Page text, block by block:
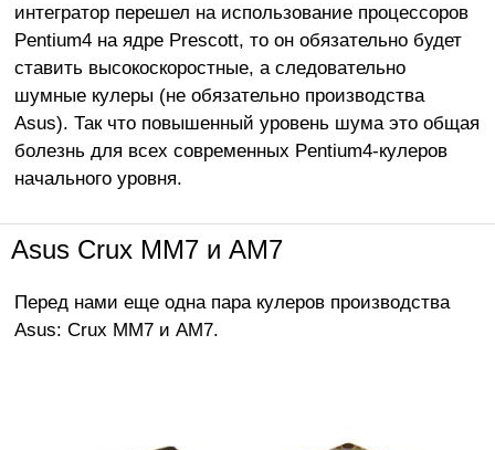
интегратор перешел на использование процессоров
Pentium4 на ядре Prescott, то он обязательно будет
ставить высокоскоростные, а следовательно
шумные кулеры (не обязательно производства
Asus). Так что повышенный уровень шума это общая
болезнь для всех современных Pentium4-кулеров
начального уровня.
Asus Crux MM7 и AM7
Перед нами еще одна пара кулеров производства
Asus: Crux MM7 и AM7.